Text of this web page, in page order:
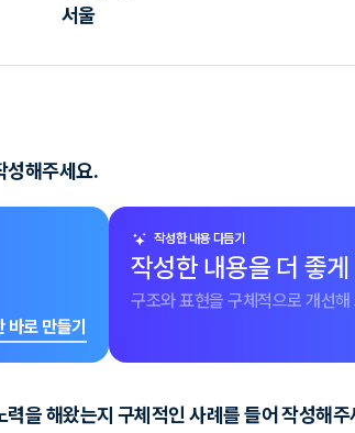
서울
성해주세요.
로 만들기
작성한 내용 다듬기
작성한 내용을 더 좋
구조와 표현을 구체적으로 개선해
을 해왔는지 구체적인 사례를 들어 작성해주